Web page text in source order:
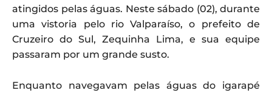
atingidos pelas águas. Neste sábado (02), durante
uma vistoria pelo rio Valparaíso, o prefeito de
Cruzeiro do Sul, Zequinha Lima, e sua equipe
passaram por um grande susto.
Enquanto navegavam pelas águas do igarapé